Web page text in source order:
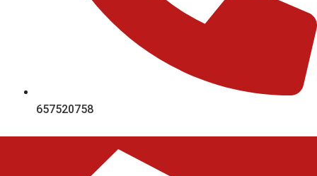
657520758